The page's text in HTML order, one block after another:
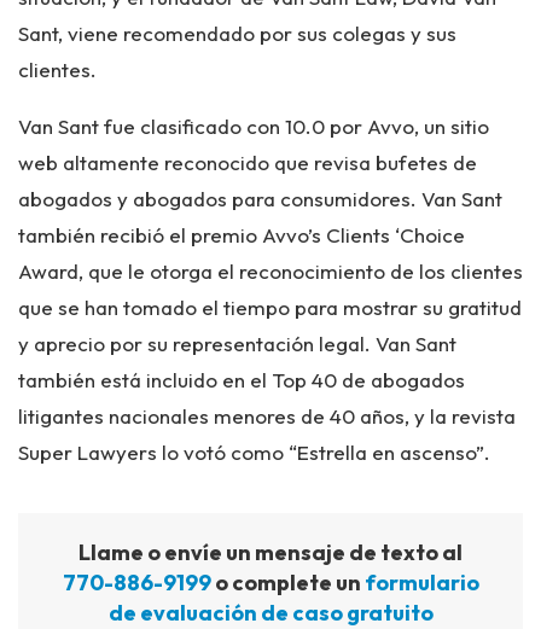
Sant, viene recomendado por sus colegas y sus
clientes.
Van Sant fue clasificado con 10.0 por Avvo, un sitio
web altamente reconocido que revisa bufetes de
abogados y abogados para consumidores. Van Sant
también recibió el premio Avvo’s Clients ‘Choice
Award, que le otorga el reconocimiento de los clientes
que se han tomado el tiempo para mostrar su gratitud
y aprecio por su representación legal. Van Sant
también está incluido en el Top 40 de abogados
litigantes nacionales menores de 40 años, y la revista
Super Lawyers lo votó como “Estrella en ascenso”.
Llame o envíe un mensaje de texto al
770-886-9199o complete un formulario
de evaluación de caso gratuito